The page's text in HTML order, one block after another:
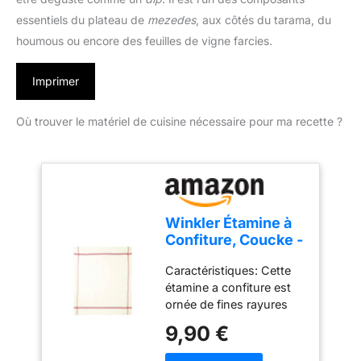
essentiels du plateau de mezedes, aux côtés du tarama, du
houmous ou encore des feuilles de vigne farcies.
Imprimer
Où trouver le matériel de cuisine nécessaire pour ma recette ?
Winkler Étamine à
Confiture, Coucke -
Caractéristiques: Cette
étamine a confiture est
ornée de fines rayures
extrémité. En lin, cette
étamine est proposée à
9,90 €